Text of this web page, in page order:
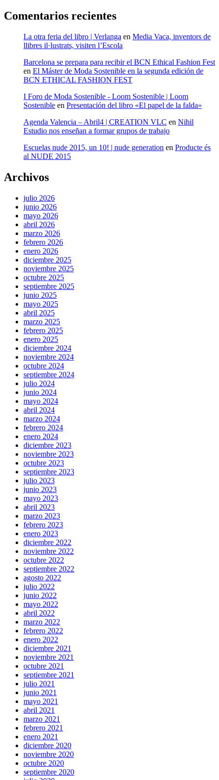
Comentarios recientes
La otra feria del libro | Verlanga en Media Vaca, inventors de
llibres il·lustrats, visiten l’Escola
Barcelona se prepara para recibir el BCN Ethical Fashion Fest
en El Máster de Moda Sostenible en la segunda edición de
BCN ETHICAL FASHION FEST
I Foro de Moda Sostenible - Loom Sostenible | Loom
Sostenible en Presentación del libro «El papel de la falda»
Agenda Valencia – Abril4 | CREATION VLC en Nihil
Estudio nos enseñan a formar grupos de trabajo
Escuelas nude 2015, un 10! | nude generation en Producte és
al NUDE 2015
Archivos
julio 2026
junio 2026
mayo 2026
abril 2026
marzo 2026
febrero 2026
enero 2026
diciembre 2025
noviembre 2025
octubre 2025
septiembre 2025
junio 2025
mayo 2025
abril 2025
marzo 2025
febrero 2025
enero 2025
diciembre 2024
noviembre 2024
octubre 2024
septiembre 2024
julio 2024
junio 2024
mayo 2024
abril 2024
marzo 2024
febrero 2024
enero 2024
diciembre 2023
noviembre 2023
octubre 2023
septiembre 2023
julio 2023
junio 2023
mayo 2023
abril 2023
marzo 2023
febrero 2023
enero 2023
diciembre 2022
noviembre 2022
octubre 2022
septiembre 2022
agosto 2022
julio 2022
junio 2022
mayo 2022
abril 2022
marzo 2022
febrero 2022
enero 2022
diciembre 2021
noviembre 2021
octubre 2021
septiembre 2021
julio 2021
junio 2021
mayo 2021
abril 2021
marzo 2021
febrero 2021
enero 2021
diciembre 2020
noviembre 2020
octubre 2020
septiembre 2020